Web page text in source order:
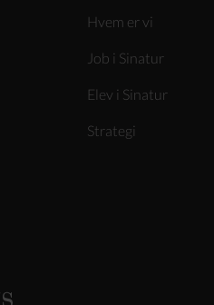
Hvem er vi
Job i Sinatur
Elev i Sinatur
Strategi